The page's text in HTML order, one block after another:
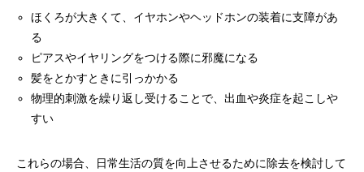
ほくろが大きくて、イヤホンやヘッドホンの装着に支障があ
る
ピアスやイヤリングをつける際に邪魔になる
髪をとかすときに引っかかる
物理的刺激を繰り返し受けることで、出血や炎症を起こしや
すい
これらの場合、日常生活の質を向上させるために除去を検討して